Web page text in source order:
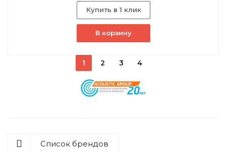
Купить в 1 клик
В корзину
1 2 3 4
Список брендов